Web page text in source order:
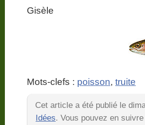
Gisèle
Mots-clefs : poisson, truite
Cet article a été publié le
Idées. Vous pouvez en